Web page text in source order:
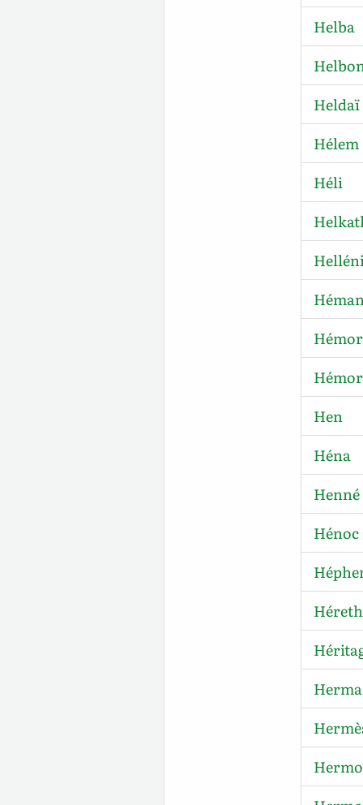
Helba
Hélem
Héli
Hen
Héna
Henné
Hénoc
Héreth